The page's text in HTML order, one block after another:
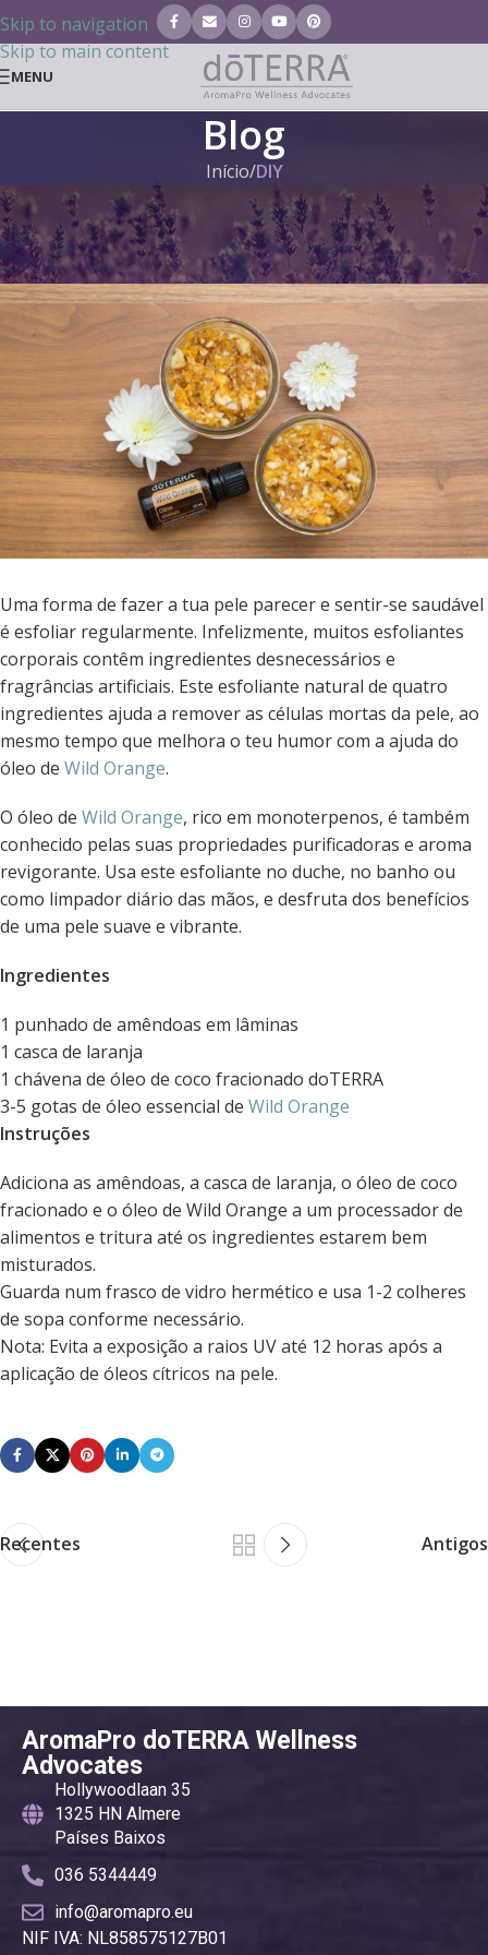
Skip to navigation
Skip to main content
MENU
Blog
Início/DIY
DOTERRA BLOG
Esfoliante de amêndoa e laranja
Tanja TielenAtivar 20. Junho 2021
Uma forma de fazer a tua pele parecer e sentir-se saudável
é esfoliar regularmente. Infelizmente, muitos esfoliantes
corporais contêm ingredientes desnecessários e
fragrâncias artificiais. Este esfoliante natural de quatro
ingredientes ajuda a remover as células mortas da pele, ao
mesmo tempo que melhora o teu humor com a ajuda do
óleo de Wild Orange.
O óleo de Wild Orange, rico em monoterpenos, é também
conhecido pelas suas propriedades purificadoras e aroma
revigorante. Usa este esfoliante no duche, no banho ou
como limpador diário das mãos, e desfruta dos benefícios
de uma pele suave e vibrante.
Ingredientes
1 punhado de amêndoas em lâminas
1 casca de laranja
1 chávena de óleo de coco fracionado doTERRA
3-5 gotas de óleo essencial de Wild Orange
Instruções
Adiciona as amêndoas, a casca de laranja, o óleo de coco
fracionado e o óleo de Wild Orange a um processador de
alimentos e tritura até os ingredientes estarem bem
misturados.
Guarda num frasco de vidro hermético e usa 1-2 colheres
de sopa conforme necessário.
Nota: Evita a exposição a raios UV até 12 horas após a
aplicação de óleos cítricos na pele.
Recentes Antigos
AromaPro doTERRA Wellness
Advocates
Hollywoodlaan 35
1325 HN Almere
Países Baixos
036 5344449
info@aromapro.eu
NIF IVA: NL858575127B01